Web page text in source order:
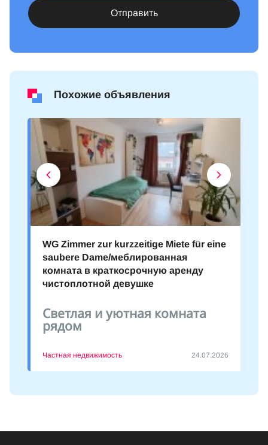
Отправить
Похожие объявления
WG Zimmer zur kurzzeitige Miete für eine
saubere Dame/меблированная
комната в краткосрочную аренду
чистоплотной девушке
Светлая и уютная комната
рядом
Частная недвижимость 24.07.2026